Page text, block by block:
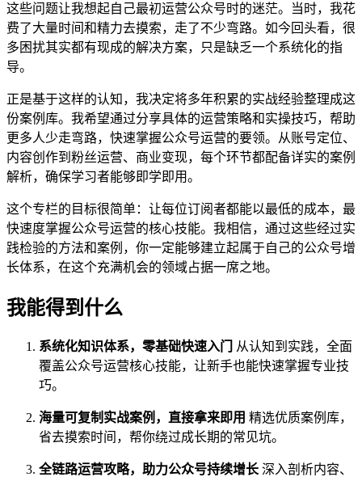
这些问题让我想起自己最初运营公众号时的迷茫。当时，我花
费了大量时间和精力去摸索，走了不少弯路。如今回头看，很
多困扰其实都有现成的解决方案，只是缺乏一个系统化的指
导。
正是基于这样的认知，我决定将多年积累的实战经验整理成这
份案例库。我希望通过分享具体的运营策略和实操技巧，帮助
更多人少走弯路，快速掌握公众号运营的要领。从账号定位、
内容创作到粉丝运营、商业变现，每个环节都配备详实的案例
解析，确保学习者能够即学即用。
这个专栏的目标很简单：让每位订阅者都能以最低的成本，最
快速度掌握公众号运营的核心技能。我相信，通过这些经过实
践检验的方法和案例，你一定能够建立起属于自己的公众号增
长体系，在这个充满机会的领域占据一席之地。
我能得到什么
系统化知识体系，零基础快速入门
从认知到实践，全面
覆盖公众号运营核心技能，让新手也能快速掌握专业技
巧。
海量可复制实战案例，直接拿来即用 精选优质案例库，
省去摸索时间，帮你绕过成长期的常见坑。
全链路运营攻略，助力公众号持续增长深入剖析内容、